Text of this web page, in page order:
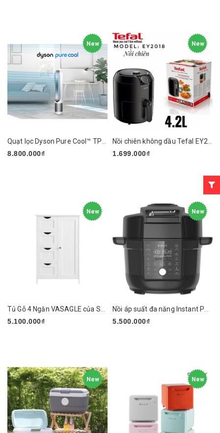
New
8.800.000₫
New
1.699.000₫
New
5.100.000₫
New
5.500.000₫
New New